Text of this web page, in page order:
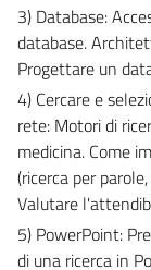
3) Database:
database.
Progettare un
4) Cercare e
rete: Motori di
medicina. Come
(ricerca per
Valutare
5) PowerPoint:
di una ricerca in